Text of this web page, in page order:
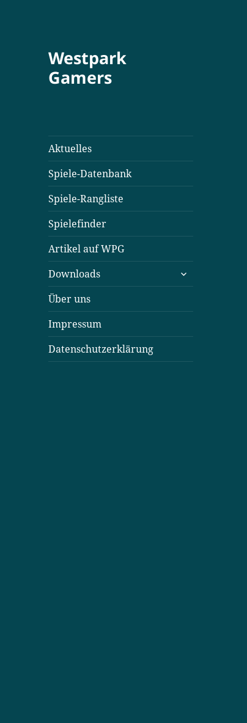
Westpark
Gamers
Aktuelles
Spiele-Datenbank
Spiele-Rangliste
Spielefinder
Artikel auf WPG
Downloads
untermenü
öffnen
Über uns
Impressum
Datenschutzerklärung